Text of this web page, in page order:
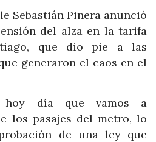
Sebastián Piñera anunció
del alza en la tarifa
que dio pie a las
generaron el caos en el
hoy día que vamos a
los pasajes del metro, lo
de una ley que